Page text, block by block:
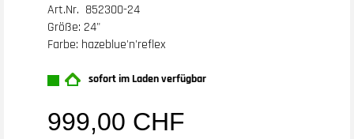
Art.Nr. 852300-24
Größe: 24"
Farbe: hazeblue'n'reflex
sofort im Laden verfügbar
999,00 CHF